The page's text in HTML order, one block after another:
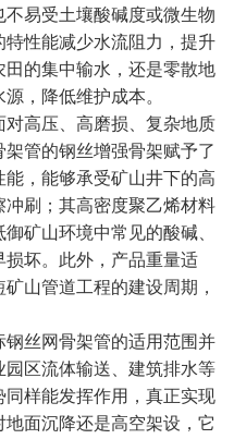
易受土壤酸碱度或微生物
性能减少水流阻力，提升
的集中输水，还是零散地
，降低维护成本。
高压、高磨损、复杂地质
管的钢丝增强骨架赋予了
，能够承受矿山井下的高
刷；其高密度聚乙烯材料
矿山环境中常见的酸碱、
坏。此外，产品重量适
山管道工程的建设周期，
丝网骨架管的适用范围并
区流体输送、建筑排水等
样能发挥作用，真正实现
面沉降还是高空架设，它